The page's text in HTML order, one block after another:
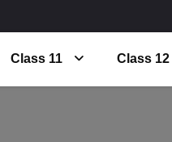
Class 11 Class 12